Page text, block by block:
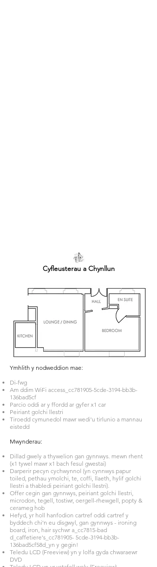
Cyfleusterau a Chynllun
Ymhlith y nodweddion mae:
Di-fwg
Am ddim WiFi access_cc781905-5cde-3194-bb3b-
136bad5cf
Parcio oddi ar y ffordd ar gyfer x1 car
Peiriant golchi llestri
Tiroedd cymunedol mawr wedi'u tirlunio a mannau
eistedd
Mwynderau:
Dillad gwely a thywelion gan gynnwys. mewn rhent
(x1 tywel mawr x1 bach fesul gwestai)
Darperir pecyn cychwynnol (yn cynnwys papur
toiled, pethau ymolchi, te, coffi, llaeth, hylif golchi
llestri a thabledi peiriant golchi llestri).
Offer cegin gan gynnwys, peiriant golchi llestri,
microdon, tegell, tostiwr, oergell-rhewgell, popty &
cerameg hob
Hefyd, yr holl hanfodion cartref oddi cartref y
byddech chi'n eu disgwyl, gan gynnwys - ironing
board, iron, hair sychwr a_cc7815-bad
d_caffetiere's_cc781905- 5cde-3194-bb3b-
136bad5cf58d_yn y gegin!
Teledu LCD (Freeview) yn y lolfa gyda chwaraewr
DVD